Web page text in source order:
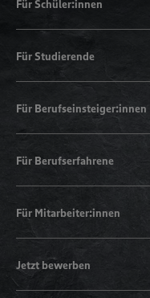
Für Schüler:innen
Für Studierende
Für Berufseinsteiger:innen
Für Berufserfahrene
Für Mitarbeiter:innen
Jetzt bewerben